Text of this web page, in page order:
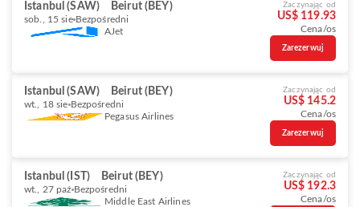
Istanbul (SAW) Beirut (BEY)
sob., 15 sie Bezpośredni
AJet
Zaczynając od
US$ 119.93
Cena/os
Zarezerwuj
Istanbul (SAW) Beirut (BEY)
wt., 18 sie Bezpośredni
Pegasus Airlines
Zaczynając od
US$ 145.2
Cena/os
Zarezerwuj
Istanbul (IST) Beirut (BEY)
wt., 27 paź Bezpośredni
Middle East Airlines
Zaczynając od
US$ 192.3
Cena/os